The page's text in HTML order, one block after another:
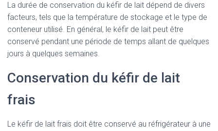
La durée de conservation du kéfir de lait dépend de divers
facteurs, tels que la température de stockage et le type de
conteneur utilisé. En général, le kéfir de lait peut être
conservé pendant une période de temps allant de quelques
jours à quelques semaines.
Conservation du kéfir de lait
frais
Le kéfir de lait frais doit être conservé au réfrigérateur à une